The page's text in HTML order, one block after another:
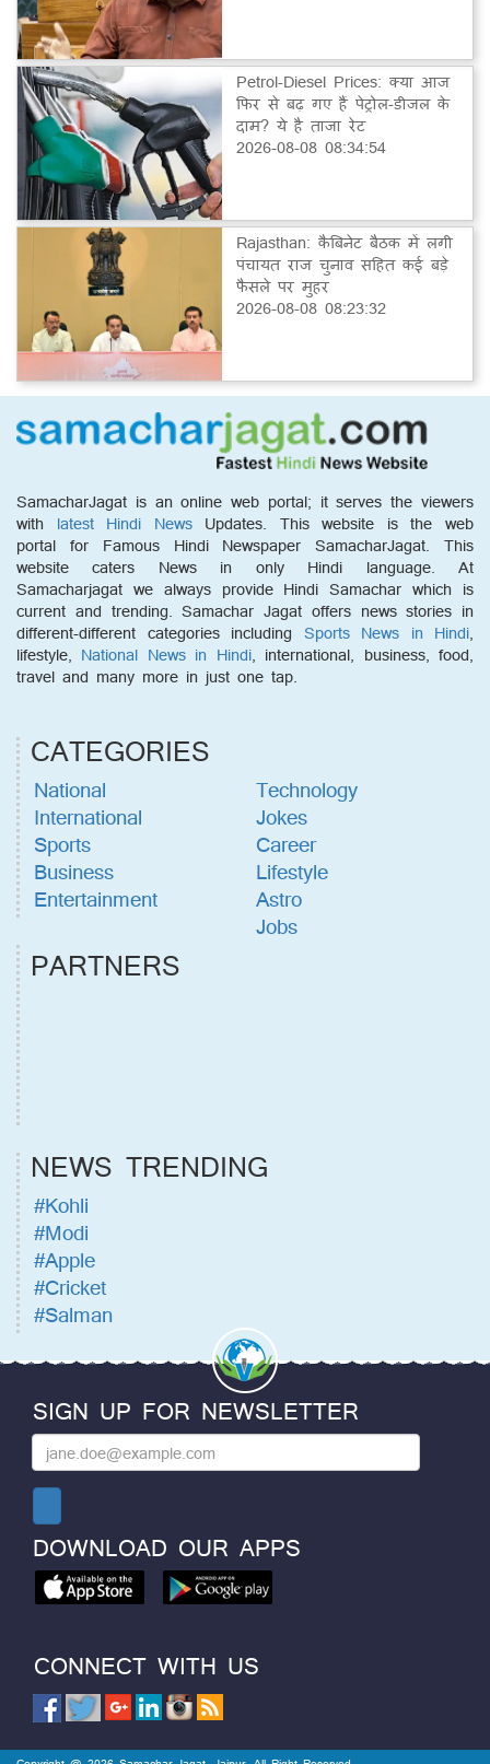
Petrol-Diesel Prices: क्या आज
फिर से बढ़ गए हैं पेट्रोल-डीजल के
दाम? ये है ताजा रेट
2026-08-08 08:34:54
Rajasthan: कैबिनेट बैठक में लगी
पंचायत राज चुनाव सहित कई बड़े
फैसले पर मुहर
2026-08-08 08:23:32
SamacharJagat is an online web portal; it serves the viewers
with latest Hindi NewsUpdates. This website is the web
portal for Famous Hindi Newspaper SamacharJagat. This
website caters News in only Hindi language. At
Samacharjagat we always provide Hindi Samachar which is
current and trending. Samachar Jagat offers news stories in
different-different categories including Sports News in Hindi,
lifestyle, National News in Hindi, international, business, food,
travel and many more in just one tap.
CATEGORIES
National
International
Sports
Business
Entertainment
Technology
Jokes
Career
Lifestyle
Astro
Jobs
PARTNERS
NEWS TRENDING
#Kohli
#Modi
#Apple
#Cricket
#Salman
SIGN UP FOR NEWSLETTER
DOWNLOAD OUR APPS
CONNECT WITH US